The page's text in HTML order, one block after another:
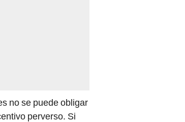
no se puede obligar
perverso. Si